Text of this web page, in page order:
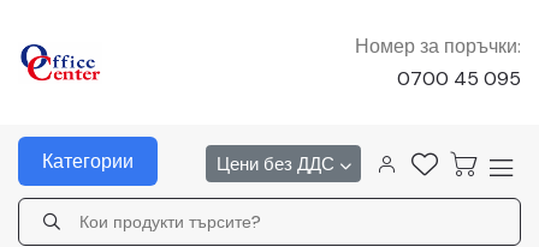
Номер за поръчки:
0700 45 095
Категории Цени без ДДС